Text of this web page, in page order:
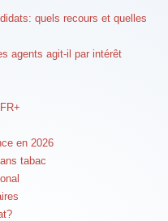
quels recours et quelles
agents agit-il par intérêt
en 2026
tabac